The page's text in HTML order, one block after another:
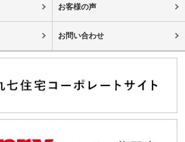
お客様の声
お問い合わせ